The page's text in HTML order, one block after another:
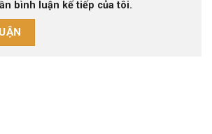
bình luận kế tiếp của tôi.